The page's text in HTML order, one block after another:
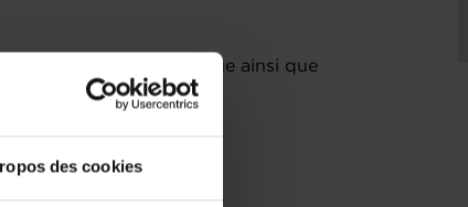
des cookies
projet de loi sous rubrique ainsi que